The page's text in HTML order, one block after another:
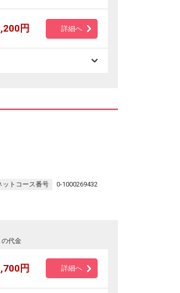
円 詳細へ
ットコース番号 0-1000269432
代金
円 詳細へ